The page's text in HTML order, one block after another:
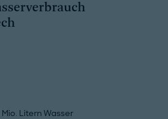
Litern Wasser